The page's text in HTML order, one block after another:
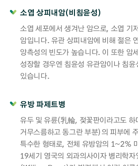
소엽 상피내암(비침윤성)
소엽 세포에서 생겨난 암으로, 소엽 기
암입니다. 유관 상피내암에 비해 젊은
양측성의 빈도가 높습니다. 이 또한 암
성장할 경우엔 침윤성 유관암이나 침
있습니다.
유방 파제트병
유두 및 유륜(乳輪, 젖꽃판이라고도 하
거무스름하고 동그란 부분)의 피부에
특수한 형태로, 전체 유방암의 1~2%
19세기 영국의 외과의사이자 병리학